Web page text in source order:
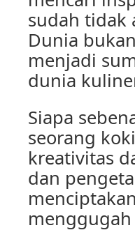
sudah tidak
Dunia
menjadi
dunia
Siapa
seorang
kreativitas
dan
menggugah